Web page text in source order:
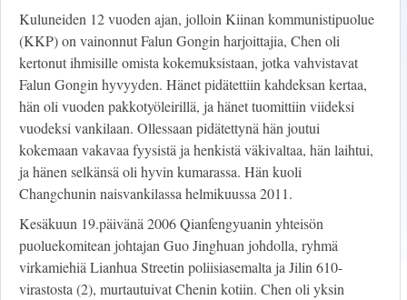
Kuluneiden 12 vuoden ajan, jolloin Kiinan kommunistipuolue
(KKP) on vainonnut Falun Gongin harjoittajia, Chen oli
kertonut ihmisille omista kokemuksistaan, jotka vahvistavat
Falun Gongin hyvyyden. Hänet pidätettiin kahdeksan kertaa,
hän oli vuoden pakkotyöleirillä, ja hänet tuomittiin viideksi
vuodeksi vankilaan. Ollessaan pidätettynä hän joutui
kokemaan vakavaa fyysistä ja henkistä väkivaltaa, hän laihtui,
ja hänen selkänsä oli hyvin kumarassa. Hän kuoli
Changchunin naisvankilassa helmikuussa 2011.
Kesäkuun 19.päivänä 2006 Qianfengyuanin yhteisön
puoluekomitean johtajan Guo Jinghuan johdolla, ryhmä
virkamiehiä Lianhua Streetin poliisiasemalta ja Jilin 610-
virastosta (2), murtautuivat Chenin kotiin. Chen oli yksin